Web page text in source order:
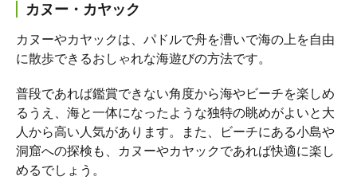
カヌー・カヤック
カヌーやカヤックは、パドルで舟を漕いで海の上を自由
に散歩できるおしゃれな海遊びの方法です。
普段であれば鑑賞できない角度から海やビーチを楽しめ
るうえ、海と一体になったような独特の眺めがよいと大
人から高い人気があります。また、ビーチにある小島や
洞窟への探検も、カヌーやカヤックであれば快適に楽し
めるでしょう。